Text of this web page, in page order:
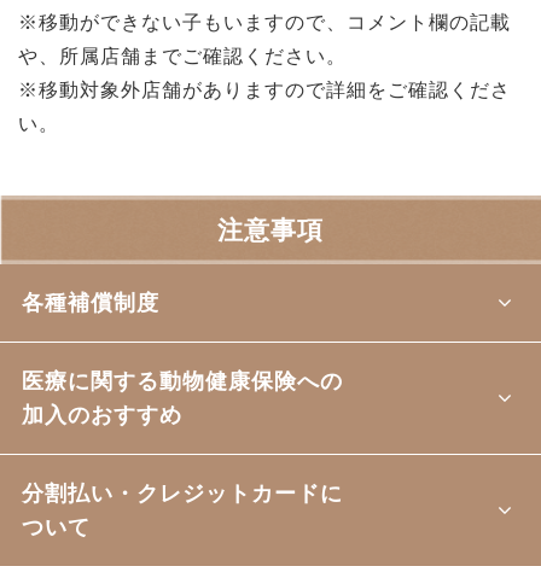
※移動ができない子もいますので、コメント欄の記載
や、所属店舗までご確認ください。
※移動対象外店舗がありますので詳細をご確認くださ
い。
注意事項
各種補償制度
医療に関する動物健康保険への
加入のおすすめ
分割払い・クレジットカードに
ついて